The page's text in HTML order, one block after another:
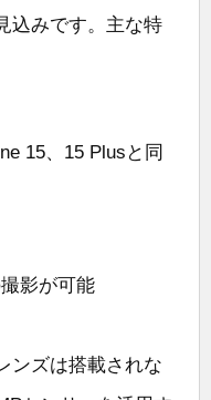
込みです。主な特
15、15 Plusと同
影が可能
ンズは搭載されな